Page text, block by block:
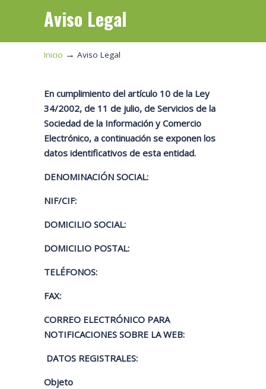
Aviso Legal
Inicio → Aviso Legal
En cumplimiento del artículo 10 de la Ley
34/2002, de 11 de julio, de Servicios de la
Sociedad de la Información y Comercio
Electrónico, a continuación se exponen los
datos identificativos de esta entidad.
DENOMINACIÓN SOCIAL:
NIF/CIF:
DOMICILIO SOCIAL:
DOMICILIO POSTAL:
TELÉFONOS:
FAX:
CORREO ELECTRÓNICO PARA
NOTIFICACIONES SOBRE LA WEB:
DATOS REGISTRALES:
Objeto